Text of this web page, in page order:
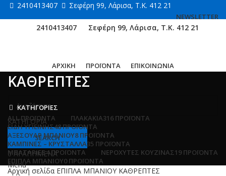
2410413407 Σεφέρη 99, Λάρισα, Τ.Κ. 412 21
NEWSLETTER
2410413407 Σεφέρη 99, Λάρισα, Τ.Κ. 412 21
ΚΑΤΗΓΟΡΙΑ
SEARCH
0ΑΓΑΠΗΜΕΝΑ
Menu
ΑΡΧΙΚΗ ΠΡΟΪΟΝΤΑ ΕΠΙΚΟΙΝΩΝΙΑ
ΚΑΘΡΕΠΤΕΣ
ΚΑΤΗΓΟΡΙΕΣ
ALL ΠΡΟΪΌΝΤΑ ΠΛΑΚΑΚΙΑ316 ΠΡΟΪΌΝΤΑ
ΕΙΔΗ ΥΓΙΕΙΝΗΣ48 ΠΡΟΪΌΝΤΑ
ΑΞΕΣΟΥΑΡ ΜΠΑΝΙΟΥ8 ΠΡΟΪΌΝΤΑ
ΚΑΜΠΙΝΕΣ – ΚΡΥΣΤΑΛΛΑ35 ΠΡΟΪΌΝΤΑ
ΜΠΑΤΑΡΙΕΣ4 ΠΡΟΪΌΝΤΑ ΝΕΡΟΧΥΤΕΣ ΚΟΥΖΙΝΑΣ19 ΠΡΟΪΌΝΤΑ
ΕΠΙΠΛΑ ΜΠΑΝΙΟΥ0 ΠΡΟΪΌΝΤΑ
Αρχική σελίδα ΕΠΙΠΛΑ ΜΠΑΝΙΟΥ ΚΑΘΡΕΠΤΕΣ